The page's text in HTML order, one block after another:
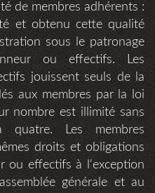
de membres adhérents :
et obtenu cette qualité
sous le patronage
ou effectifs. Les
jouissent seuls de la
aux membres par la loi
nombre est illimité sans
Les membres
droits et obligations
ou effectifs à l'exception
générale et au